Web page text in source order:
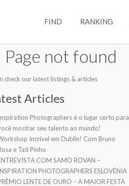
FIND RANKING
Page not found
check our latest listings & articles
Articles
Photographers é o lugar certo para
mostrar seu talento ao mundo!
Incrível em Dublin! Com Bruno
e Tati Pinho
COM SAMO ROVAN –
PHOTOGRAPHERS ESLOVÊNIA
LENTE DE OURO – A MAIOR FESTA